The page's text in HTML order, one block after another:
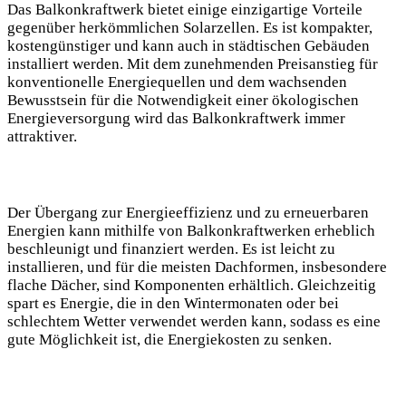
Das Balkonkraftwerk bietet einige einzigartige⁤ Vorteile
gegenüber herkömmlichen ⁤Solarzellen. Es ‌ist kompakter,
kostengünstiger und⁤ kann auch in ‍städtischen Gebäuden ​
installiert werden. ⁤Mit dem‌ zunehmenden Preisanstieg ⁣für
konventionelle Energiequellen​ und dem wachsenden⁣
Bewusstsein⁣ für die Notwendigkeit einer ⁣ökologischen
Energieversorgung wird‍ das Balkonkraftwerk immer
⁣attraktiver.​
Der Übergang zur ​Energieeffizienz und zu erneuerbaren
Energien⁢ kann mithilfe von Balkonkraftwerken erheblich
beschleunigt und finanziert werden. ​Es ist leicht zu
installieren, ‌und für die meisten Dachformen, insbesondere⁤
flache Dächer, sind Komponenten‌ erhältlich. Gleichzeitig
‍spart es Energie, die ⁣in ​den Wintermonaten oder bei
schlechtem Wetter verwendet werden⁤ kann,​ sodass es ‍eine
gute‌ Möglichkeit ist, die Energiekosten zu​ senken.